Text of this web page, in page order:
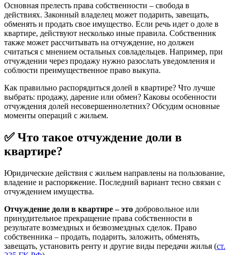
Основная прелесть права собственности – свобода в
действиях. Законный владелец может подарить, завещать,
обменять и продать свое имущество. Если речь идет о доле в
квартире, действуют несколько иные правила. Собственник
также может рассчитывать на отчуждение, но должен
считаться с мнением остальных совладельцев. Например, при
отчуждении через продажу нужно разослать уведомления и
соблюсти преимущественное право выкупа.
Как правильно распорядиться долей в квартире? Что лучше
выбрать: продажу, дарение или обмен? Каковы особенности
отчуждения долей несовершеннолетних? Обсудим основные
моменты операций с жильем.
✅ Что такое отчуждение доли в
квартире?
Юридические действия с жильем направлены на пользование,
владение и распоряжение. Последний вариант тесно связан с
отчуждением имущества.
Отчуждение доли в квартире – это добровольное или
принудительное прекращение права собственности в
результате возмездных и безвозмездных сделок. Право
собственника – продать, подарить, заложить, обменять,
завещать, установить ренту и другие виды передачи жилья (ст.